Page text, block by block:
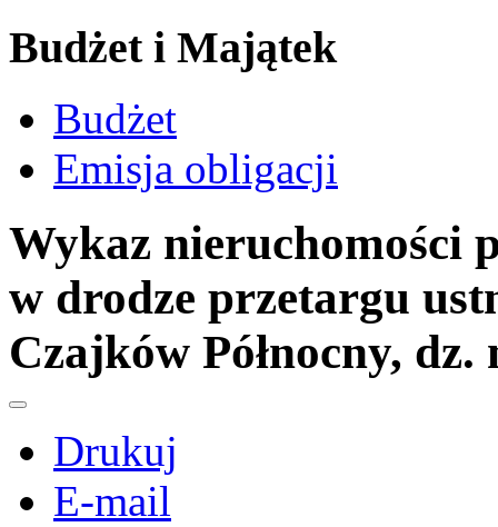
Budżet i Majątek
Budżet
Emisja obligacji
Wykaz nieruchomości
w drodze przetargu
Czajków Północny, dz.
Drukuj
E-mail